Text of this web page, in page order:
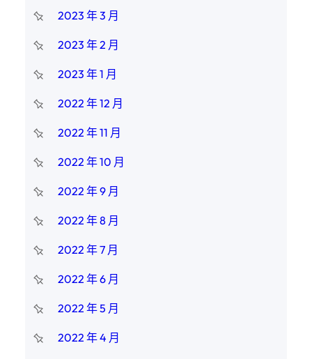
2023 年 3 月
2023 年 2 月
2023 年 1 月
2022 年 12 月
2022 年 11 月
2022 年 10 月
2022 年 9 月
2022 年 8 月
2022 年 7 月
2022 年 6 月
2022 年 5 月
2022 年 4 月